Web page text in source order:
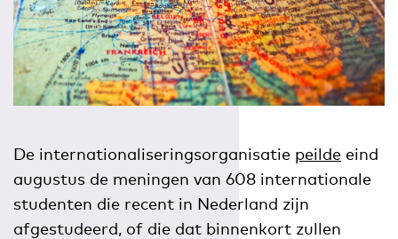
De internationaliseringsorganisatie peilde eind
augustus de meningen van 608 internationale
studenten die recent in Nederland zijn
afgestudeerd, of die dat binnenkort zullen